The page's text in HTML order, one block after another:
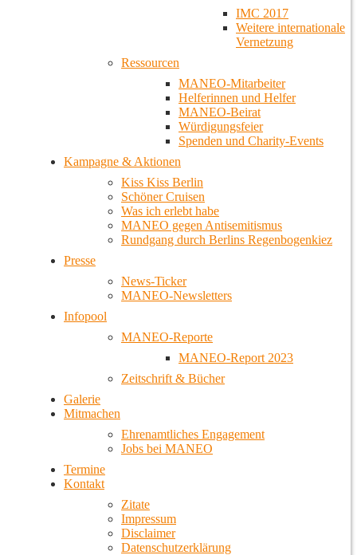
IMC 2017
Weitere internationale
Vernetzung
Ressourcen
MANEO-Mitarbeiter
Helferinnen und Helfer
MANEO-Beirat
Würdigungsfeier
Spenden und Charity-Events
Kampagne & Aktionen
Kiss Kiss Berlin
Schöner Cruisen
Was ich erlebt habe
MANEO gegen Antisemitismus
Rundgang durch Berlins Regenbogenkiez
Presse
News-Ticker
MANEO-Newsletters
Infopool
MANEO-Reporte
MANEO-Report 2023
Zeitschrift & Bücher
Galerie
Mitmachen
Ehrenamtliches Engagement
Jobs bei MANEO
Termine
Kontakt
Zitate
Impressum
Disclaimer
Datenschutzerklärung